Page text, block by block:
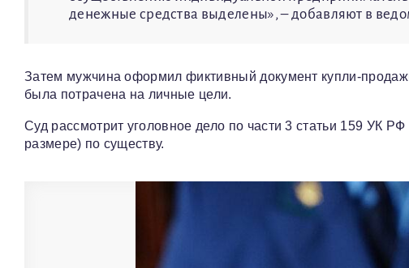
денежные средства выделены», – добавляют в
Затем мужчина оформил фиктивный документ купли-
была потрачена на личные цели.
Суд рассмотрит уголовное дело по части 3 статьи 159 УК
размере) по существу.